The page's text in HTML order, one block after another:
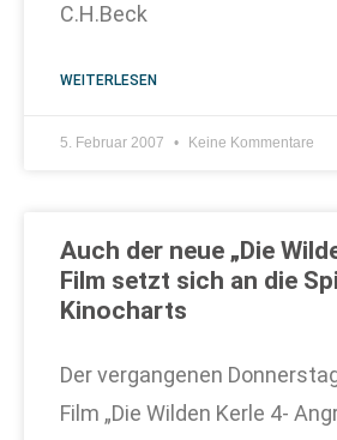
C.H.Beck
WEITERLESEN
5. Februar 2007 Keine Kommentare
Auch der neue „Die
Film setzt sich an die
Kinocharts
Der vergangenen
Film „Die Wilden Kerle 4-